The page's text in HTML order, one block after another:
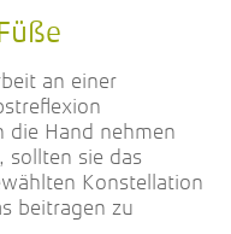
an einer
die Hand nehmen
sollten sie das
Konstellation
beitragen zu